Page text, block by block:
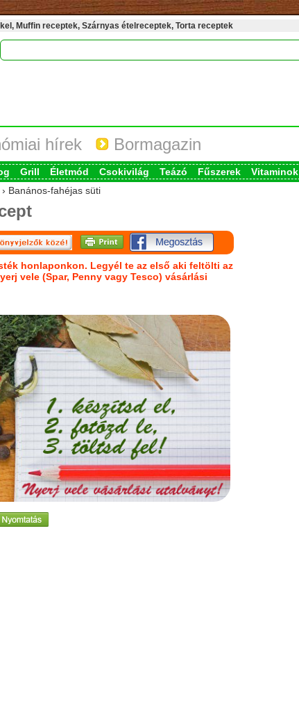
Muffin receptek, Szárnyas ételreceptek, Torta receptek
hírek Bormagazin
Grill Életmód Csokivilág Teázó Fűszerek Vitaminok
Banános-fahéjas süti
honlaponkon. Legyél te az első aki feltölti az
vele (Spar, Penny vagy Tesco) vásárlási